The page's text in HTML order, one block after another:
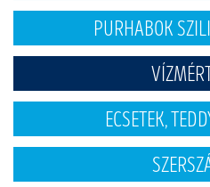
PURHABOK
ECSETEK,